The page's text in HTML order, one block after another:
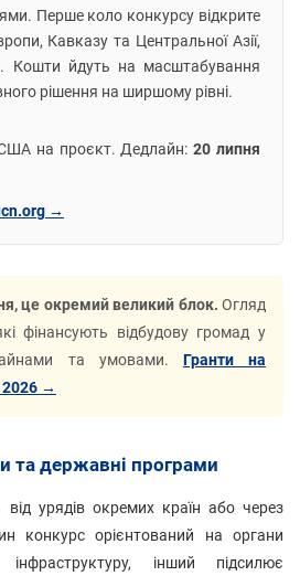
Перше коло конкурсу відкрите
Кавказу та Центральної Азії,
Кошти йдуть на масштабування
рішення на ширшому рівні.
на проєкт. Дедлайн:20 липня
→
це окремий великий блок. Огляд
фінансують відбудову громад у
та умовами. Гранти на
2026 →
та державні програми
від урядів окремих країн або через
конкурс орієнтований на органи
інший підсилює